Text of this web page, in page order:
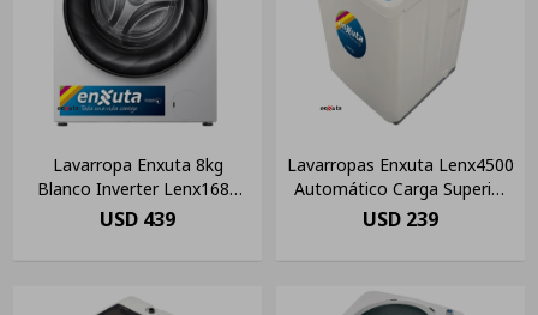
Lavarropa Enxuta 8kg
Blanco Inverter Lenx1685
1400rpm
USD 439
Lavarropas Enxuta Lenx4500
Automático Carga Superior
5kg
USD 239